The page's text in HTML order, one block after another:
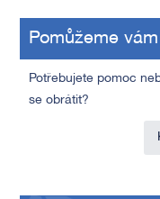
Pomůžeme vám
Potřebujete pomoc
se obrátit?